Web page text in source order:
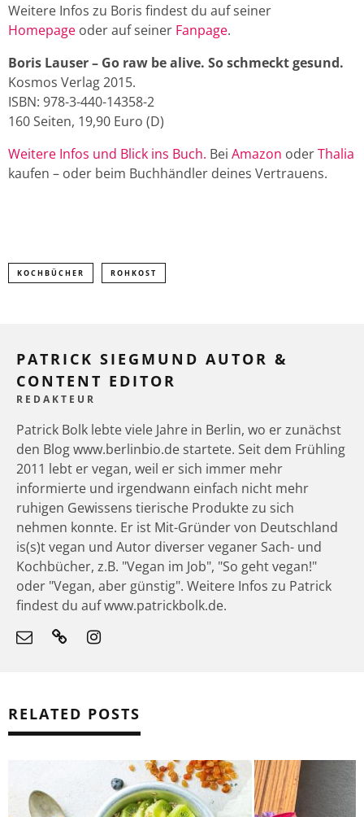
Weitere Infos zu Boris findest du auf seiner
Homepage oder auf seiner Fanpage.
Boris Lauser – Go raw be alive. So schmeckt gesund.
Kosmos Verlag 2015.
ISBN: 978-3-440-14358-2
160 Seiten, 19,90 Euro (D)
Weitere Infos und Blick ins Buch. Bei Amazon oderThalia
kaufen – oder beim Buchhändler deines Vertrauens.
KOCHBÜCHER ROHKOST
PATRICK SIEGMUND AUTOR &
CONTENT EDITOR
REDAKTEUR
Patrick Bolk lebte viele Jahre in Berlin, wo er zunächst
den Blog www.berlinbio.de startete. Seit dem Frühling
2011 lebt er vegan, weil er sich immer mehr
informierte und irgendwann einfach nicht mehr
ruhigen Gewissens tierische Produkte zu sich
nehmen konnte. Er ist Mit-Gründer von Deutschland
is(s)t vegan und Autor diverser veganer Sach- und
Kochbücher, z.B. "Vegan im Job", "So geht vegan!"
oder "Vegan, aber günstig". Weitere Infos zu Patrick
findest du auf www.patrickbolk.de.
RELATED POSTS